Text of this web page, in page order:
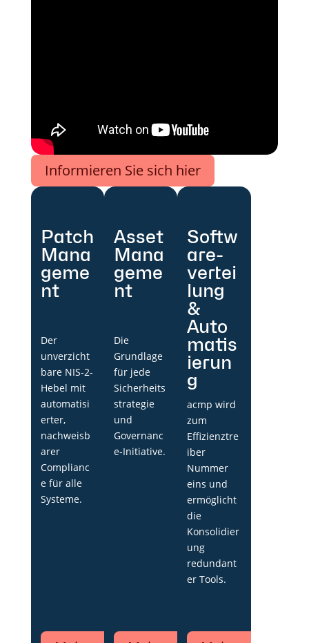
Informieren Sie sich hier
Patch
Mana
geme
nt
Der
unverzicht
bare NIS-2-
Hebel mit
automatisi
erter,
nachweisb
arer
Complianc
e für alle
Systeme.
Asset
Mana
geme
nt
Die
Grundlage
für jede
Sicherheits
strategie
und
Governanc
e-Initiative.
Softw
are-
vertei
lung
&
Auto
matis
ierun
g
acmp wird
zum
Effizienztre
iber
Nummer
eins und
ermöglicht
die
Konsolidier
ung
redundant
er Tools.